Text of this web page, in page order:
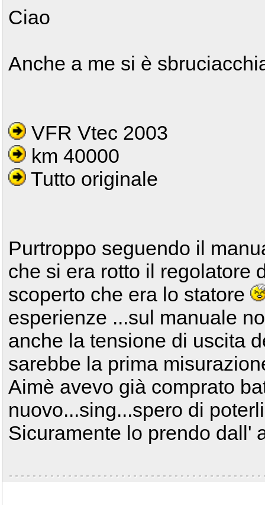
Ciao
Anche a me si è
VFR Vtec 2003
km 40000
Tutto originale
Purtroppo seguendo il
che si era rotto il regolatore
scoperto che era lo statore
esperienze ...sul manuale
anche la tensione di uscita
sarebbe la prima
Aimè avevo già comprato
nuovo...sing...spero di
Sicuramente lo prendo dall'